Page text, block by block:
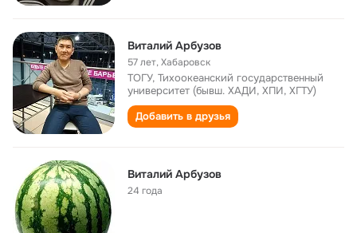
Виталий Арбузов
57 лет,Хабаровск
ТОГУ, Тихоокеанский государственный
университет (бывш. ХАДИ, ХПИ, ХГТУ)
Добавить в друзья
Виталий Арбузов
24 года